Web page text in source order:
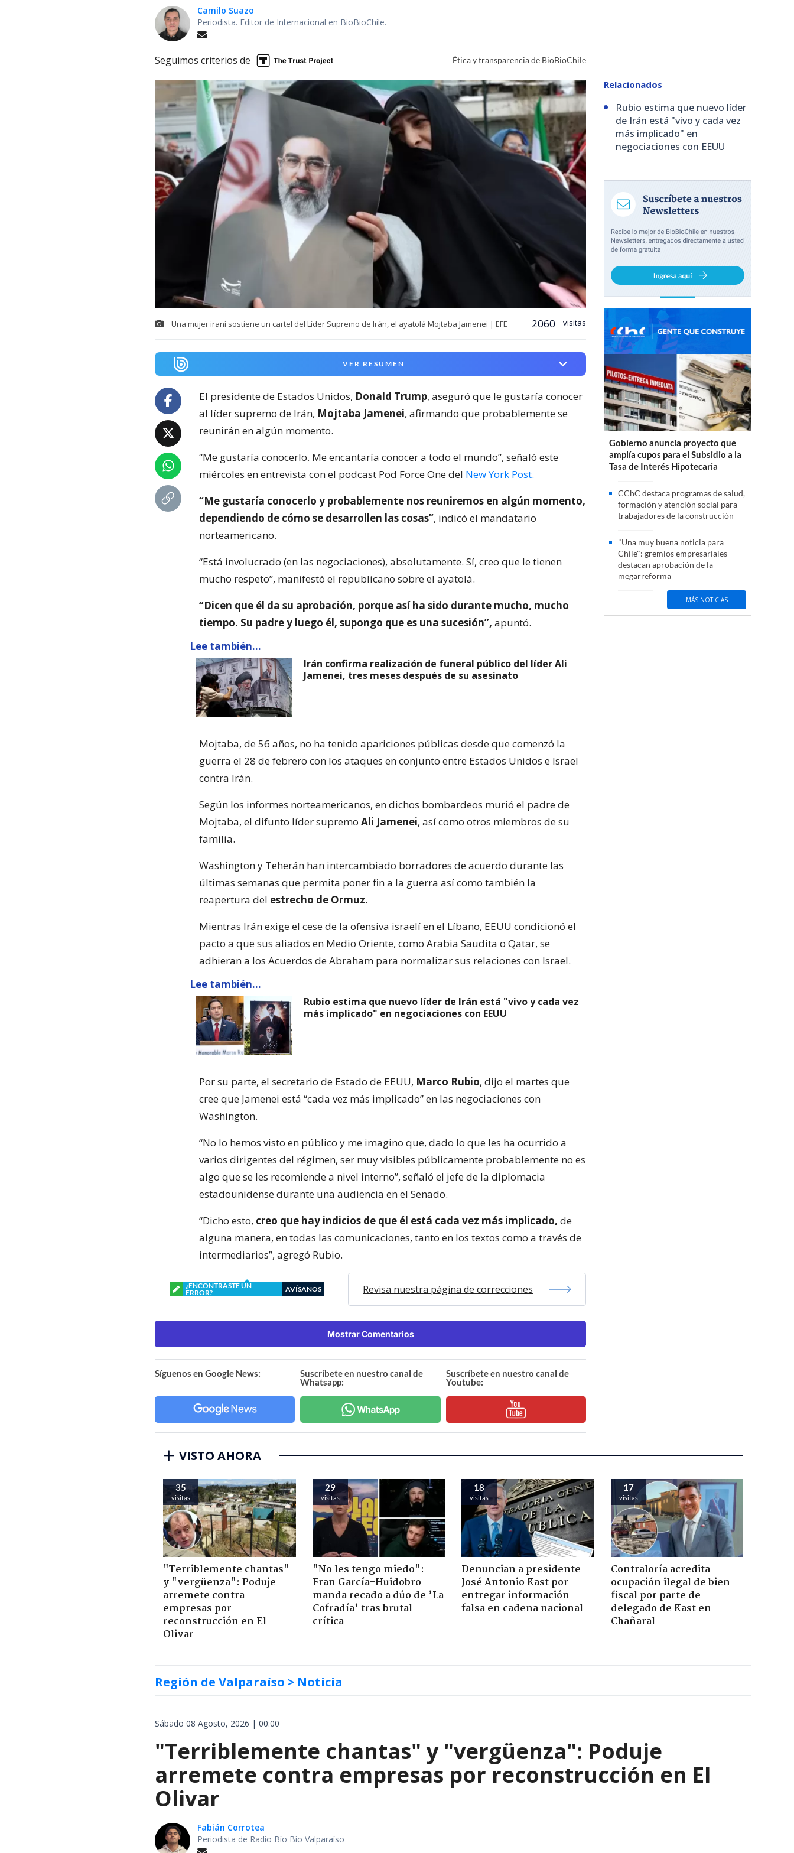
Camilo Suazo
Periodista. Editor de Internacional en BioBioChile.
Seguimos criterios de Ética y transparencia de BioBioChile
Una mujer iraní sostiene un cartel del Líder Supremo de Irán, el ayatolá Mojtaba Jamenei | EFE 2060 visitas
VER RESUMEN
El presidente de Estados Unidos, Donald Trump, aseguró que le gustaría conocer
al líder supremo de Irán, Mojtaba Jamenei, afirmando que probablemente se
reunirán en algún momento.
“Me gustaría conocerlo. Me encantaría conocer a todo el mundo”, señaló este
miércoles en entrevista con el podcast Pod Force One del New York Post.
“Me gustaría conocerlo y probablemente nos reuniremos en algún momento,
dependiendo de cómo se desarrollen las cosas”, indicó el mandatario
norteamericano.
“Está involucrado (en las negociaciones), absolutamente. Sí, creo que le tienen
mucho respeto”, manifestó el republicano sobre el ayatolá.
“Dicen que él da su aprobación, porque así ha sido durante mucho, mucho
tiempo. Su padre y luego él, supongo que es una sucesión”, apuntó.
Lee también...
Irán confirma realización de funeral público del líder Ali
Jamenei, tres meses después de su asesinato
Mojtaba, de 56 años, no ha tenido apariciones públicas desde que comenzó la
guerra el 28 de febrero con los ataques en conjunto entre Estados Unidos e Israel
contra Irán.
Según los informes norteamericanos, en dichos bombardeos murió el padre de
Mojtaba, el difunto líder supremo Ali Jamenei, así como otros miembros de su
familia.
Washington y Teherán han intercambiado borradores de acuerdo durante las
últimas semanas que permita poner fin a la guerra así como también la
reapertura del estrecho de Ormuz.
Mientras Irán exige el cese de la ofensiva israelí en el Líbano, EEUU condicionó el
pacto a que sus aliados en Medio Oriente, como Arabia Saudita o Qatar, se
adhieran a los Acuerdos de Abraham para normalizar sus relaciones con Israel.
Lee también...
Rubio estima que nuevo líder de Irán está "vivo y cada vez
más implicado" en negociaciones con EEUU
Por su parte, el secretario de Estado de EEUU, Marco Rubio, dijo el martes que
cree que Jamenei está “cada vez más implicado” en las negociaciones con
Washington.
“No lo hemos visto en público y me imagino que, dado lo que les ha ocurrido a
varios dirigentes del régimen, ser muy visibles públicamente probablemente no es
algo que se les recomiende a nivel interno”, señaló el jefe de la diplomacia
estadounidense durante una audiencia en el Senado.
“Dicho esto, creo que hay indicios de que él está cada vez más implicado, de
alguna manera, en todas las comunicaciones, tanto en los textos como a través de
intermediarios”, agregó Rubio.
¿ENCONTRASTE UN
ERROR?
AVÍSANOS Revisa nuestra página de correcciones
Mostrar Comentarios
Síguenos en Google News:
Suscríbete en nuestro canal de
Whatsapp:
Suscríbete en nuestro canal de
Youtube:
Relacionados
Rubio estima que nuevo líder
de Irán está "vivo y cada vez
más implicado" en
negociaciones con EEUU
Gobierno anuncia proyecto que
amplía cupos para el Subsidio a la
Tasa de Interés Hipotecaria
CChC destaca programas de salud,
formación y atención social para
trabajadores de la construcción
"Una muy buena noticia para
Chile": gremios empresariales
destacan aprobación de la
megarreforma
MÁS NOTICIAS
VISTO AHORA
35
visitas
"Terriblemente chantas"
y "vergüenza": Poduje
arremete contra
empresas por
reconstrucción en El
Olivar
29
visitas
"No les tengo miedo":
Fran García-Huidobro
manda recado a dúo de ’La
Cofradía’ tras brutal
crítica
18
visitas
Denuncian a presidente
José Antonio Kast por
entregar información
falsa en cadena nacional
17
visitas
Contraloría acredita
ocupación ilegal de bien
fiscal por parte de
delegado de Kast en
Chañaral
Región de Valparaíso > Noticia
Sábado 08 Agosto, 2026 | 00:00
"Terriblemente chantas" y "vergüenza": Poduje
arremete contra empresas por reconstrucción en El
Olivar
Fabián Corrotea
Periodista de Radio Bío Bío Valparaíso